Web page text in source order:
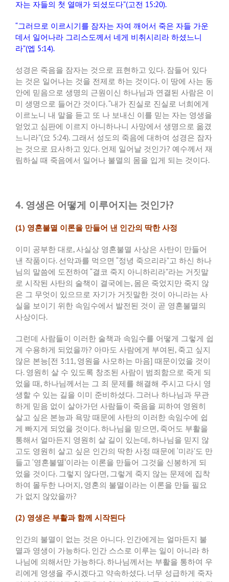
자는 자들의 첫 열매가 되셨도다”(고전 15:20).
“그러므로 이르시기를 잠자는 자여 깨어서 죽은 자들 가운
데서 일어나라 그리스도께서 네게 비취시리라 하셨느니
라”(엡 5:14).
성경은 죽음을 잠자는 것으로 표현하고 있다. 잠들어 있다
는 것은 일어나는 것을 전제로 하는 것이다. 이 땅에 사는 동
안에 믿음으로 생명의 근원이신 하나님과 연결된 사람은 이
미 생명으로 들어간 것이다. “내가 진실로 진실로 너희에게
이르노니 내 말을 듣고 또 나 보내신 이를 믿는 자는 영생을
얻었고 심판에 이르지 아니하나니 사망에서 생명으로 옮겼
느니라”(요 5:24). 그래서 성도의 죽음에 대하여 성경은 잠자
는 것으로 묘사하고 있다. 언제 일어날 것인가? 예수께서 재
림하실 때 죽음에서 일어나 불멸의 몸을 입게 되는 것이다.
4. 영생은 어떻게 이루어지는 것인가?
(1) 영혼불멸 이론을 만들어 낸 인간의 딱한 사정
이미 공부한 대로,사실상 영혼불멸 사상은 사탄이 만들어
낸 작품이다. 선악과를 먹으면 “정녕 죽으리라”고 하신 하나
님의 말씀에 도전하여 “결코 죽지 아니하리라”라는 거짓말
로 시작된 사탄의 술책이 결국에는, 몸은 죽었지만 죽지 않
은 그 무엇이 있으므로 자기가 거짓말한 것이 아니라는 사
실을 보이기 위한 속임수에서 발전된 것이 곧 영혼불멸의
사상이다.
그런데 사람들이 이러한 술책과 속임수를 어떻게 그렇게 쉽
게 수용하게 되었을까? 아마도 사람에게 부여된, 죽고 싶지
않은 본능[전 3:11, 영원을 사모하는 마음] 때문이었을 것이
다. 영원히 살 수 있도록 창조된 사람이 범죄함으로 죽게 되
었을 때,하나님께서는 그 죄 문제를 해결해 주시고 다시 영
생할 수 있는 길을 이미 준비하셨다. 그러나 하나님과 무관
하게 믿음 없이 살아가던 사람들이 죽음을 피하여 영원히
살고 싶은 본능과 욕망 때문에 사탄의 이러한 속임수에 쉽
게 빠지게 되었을 것이다.하나님을 믿으면, 죽어도 부활을
통해서 얼마든지 영원히 살 길이 있는데,하나님을 믿지 않
고도 영원히 살고 싶은 인간의 딱한 사정 때문에 ‘미라’도 만
들고 ‘영혼불멸’이라는 이론을 만들어 그것을 신봉하게 되
었을 것이다. 그렇지 않다면, 그렇게 죽지 않는 문제에 집착
하여 몰두한 나머지, 영혼의 불멸이라는 이론을 만들 필요
가 없지 않았을까?
(2) 영생은 부활과 함께 시작된다
인간의 불멸이 없는 것은 아니다. 인간에게는 얼마든지 불
멸과 영생이 가능하다. 인간 스스로 이루는 일이 아니라 하
나님에 의해서만 가능하다.하나님께서는 부활을 통하여 우
리에게 영생을 주시겠다고 약속하셨다. 너무 성급하게 죽자